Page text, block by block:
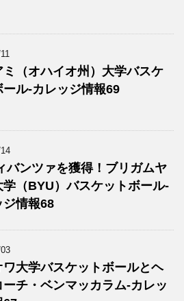
ミ（オハイオ州）大学バスケ
ール-カレッジ情報69
バンツァを獲得！ブリガムヤ
学（BYU）バスケットボール-
ジ情報68
ワ大学バスケットボールとヘ
ーチ・ベンマッカラム-カレッ